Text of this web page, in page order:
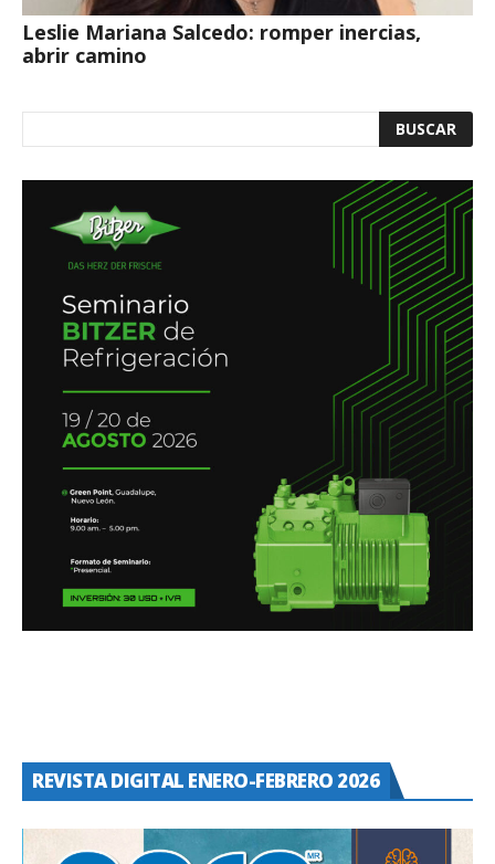
Leslie Mariana Salcedo: romper inercias,
abrir camino
REVISTA DIGITAL ENERO-FEBRERO 2026